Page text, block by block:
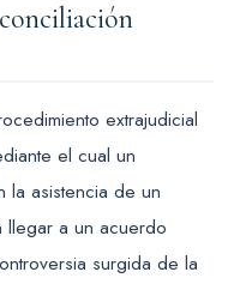
extrajudicial
el cual un
la asistencia de un
llegar a un acuerdo
surgida de la